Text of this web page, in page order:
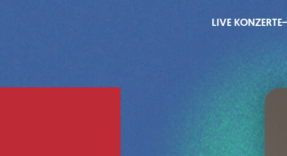
LIVE KONZERTE